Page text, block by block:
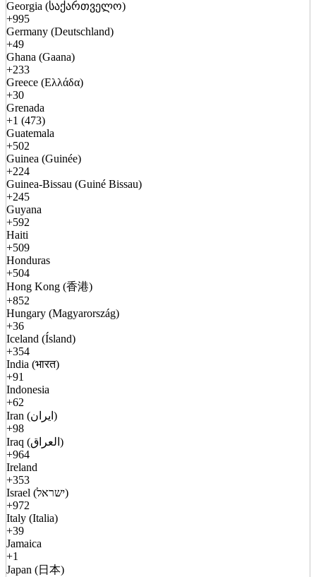
Georgia (საქართველო)
+995
Germany (Deutschland)
+49
Ghana (Gaana)
+233
Greece (Ελλάδα)
+30
Grenada
+1 (473)
Guatemala
+502
Guinea (Guinée)
+224
Guinea-Bissau (Guiné Bissau)
+245
Guyana
+592
Haiti
+509
Honduras
+504
Hong Kong (香港)
+852
Hungary (Magyarország)
+36
Iceland (Ísland)
+354
India (भारत)
+91
Indonesia
+62
Iran (ایران)
+98
Iraq (العراق)
+964
Ireland
+353
Israel (ישראל)
+972
Italy (Italia)
+39
Jamaica
+1
Japan (日本)